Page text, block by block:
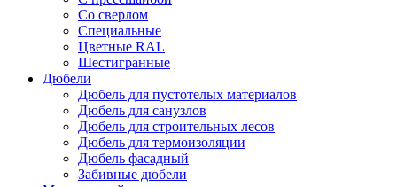
Со сверлом
Специальные
Цветные RAL
Шестигранные
Дюбели
Дюбель для пустотелых материалов
Дюбель для санузлов
Дюбель для строительных лесов
Дюбель для термоизоляции
Дюбель фасадный
Забивные дюбели